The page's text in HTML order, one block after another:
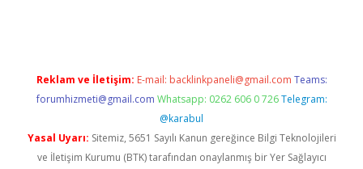
Reklam ve İletişim: E-mail: backlinkpaneli@gmail.com Teams:
forumhizmeti@gmail.com Whatsapp: 0262 606 0 726 Telegram:
@karabul
Yasal Uyarı: Sitemiz, 5651 Sayılı Kanun gereğince Bilgi Teknolojileri
ve İletişim Kurumu (BTK) tarafından onaylanmış bir Yer Sağlayıcı